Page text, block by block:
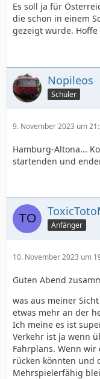
Es soll ja für
die schon in einem
gezeigt wurde.
Nopileos
Schüler
9. November 2023 um
Hamburg-Altona...
startenden und
Anfänger
10. November 2023 um
Guten Abend
was aus meiner
etwas mehr an der
Ich meine es ist
Verkehr ist ja wenn
Fahrplans. Wenn
rücken könnten und
Mehrspielerfähig